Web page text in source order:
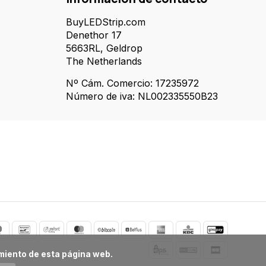
BuyLEDStrip.com
Denethor 17
5663RL, Geldrop
The Netherlands
Nº Cám. Comercio: 17235972
Número de iva: NL002335550B23